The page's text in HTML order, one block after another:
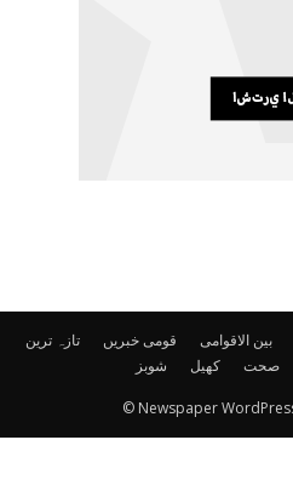
تازہ ترین قومی خبریں بین الاقوامی
شوبز
کھیل صحت
© Newspaper